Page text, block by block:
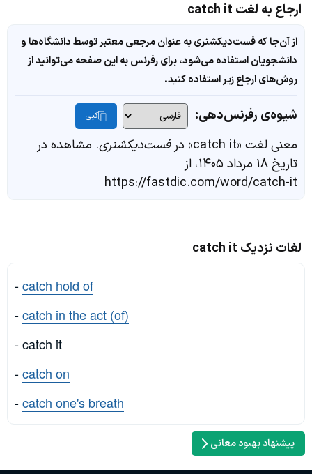
ارجاع به لغت catch it
از آن‌جا که فست‌دیکشنری به عنوان مرجعی معتبر توسط دانشگاه‌ها و
دانشجویان استفاده می‌شود، برای رفرنس به این صفحه می‌توانید از
روش‌های ارجاع زیر استفاده کنید.
شیوه‌ی رفرنس‌دهی: کپی
معنی لغت «catch it» در فست‌دیکشنری. مشاهده در
تاریخ ۱۸ مرداد ۱۴۰۵، از
https://fastdic.com/word/catch-it
لغات نزدیک catch it
-catch hold of
-catch in the act (of)
- catch it
-catch on
-catch one's breath
پیشنهاد بهبود معانی